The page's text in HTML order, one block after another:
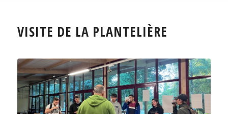
VISITE DE LA PLANTELIÈRE